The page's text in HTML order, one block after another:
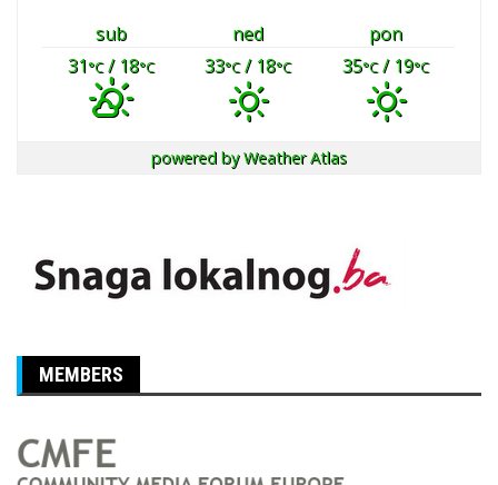
sub ned
pon
31°C/ 18°C 33°C/ 18°C 35°C/ 19°C
powered byWeather Atlas
MEMBERS